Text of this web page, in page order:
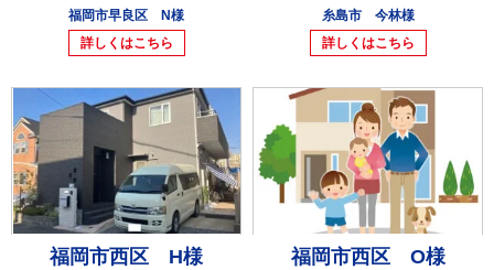
福岡市早良区 N様
詳しくはこちら
糸島市 今林様
詳しくはこちら
福岡市西区 H様 福岡市西区 O様